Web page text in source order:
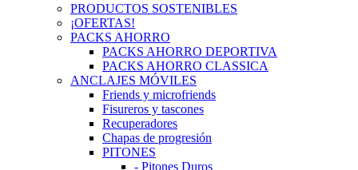
PRODUCTOS SOSTENIBLES
¡OFERTAS!
PACKS AHORRO
PACKS AHORRO DEPORTIVA
PACKS AHORRO CLASSICA
ANCLAJES MÓVILES
Friends y microfriends
Fisureros y tascones
Recuperadores
Chapas de progresión
PITONES
- Pitones Duros